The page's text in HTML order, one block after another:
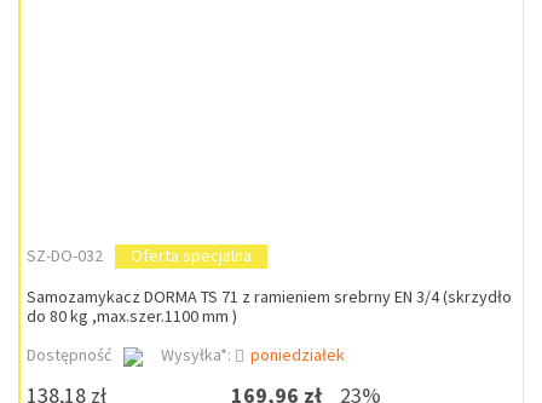
SZ-DO-032
Oferta specjalna
Samozamykacz DORMA TS 71 z ramieniem srebrny EN 3/4 (skrzydło
do 80 kg ,max.szer.1100 mm )
Dostępność
Wysyłka*: poniedziałek
138,18 zł 169,96 zł 23%